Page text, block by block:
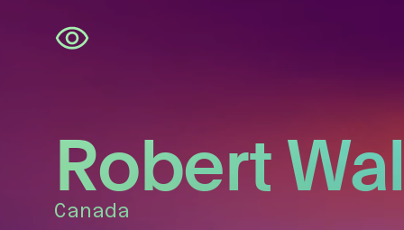
Navigatie
overslaan
Robert
Canada